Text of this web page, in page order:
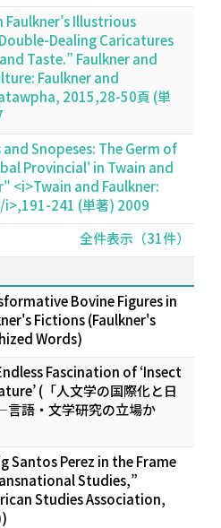
Faulkner’s Illustrious
Dealing Caricatures
Taste.” Faulkner and
Faulkner and
2015,28-50頁 (単
Snopeses: The Germ of
Provincial' in Twain and
<i>Twain and Faulkner:
i>,191-241 (単著) 2009
全件表示（31件）
Bovine Figures in
Fictions (Faulkner's
Words)
Fascination of ‘Insect
(「人文学の国際化と日
語・文学研究の立場か
Santos Perez in the Frame
Studies,”
Studies Association,